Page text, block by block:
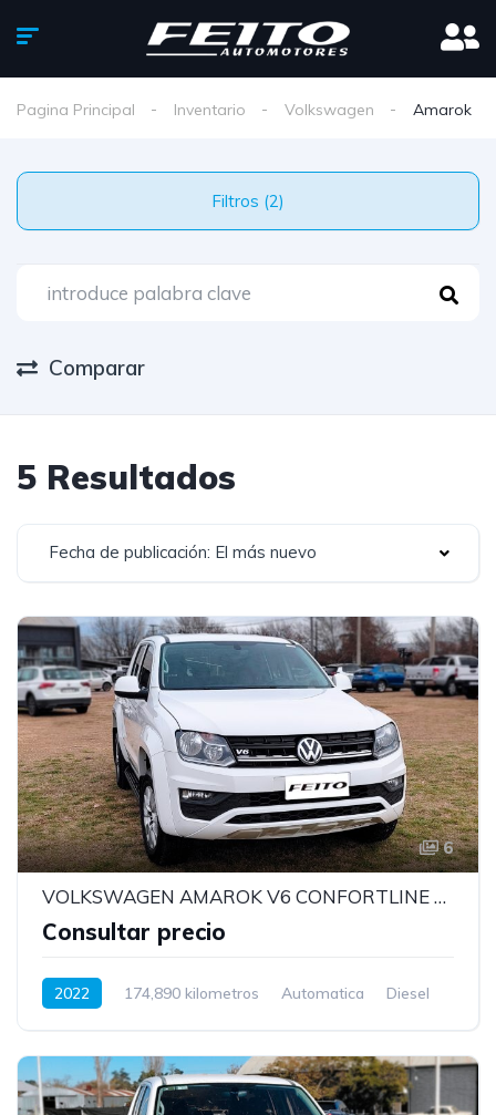
Pagina Principal Inventario Volkswagen Amarok
Filtros (2)
Comparar
5 Resultados
Fecha de publicación: El más nuevo
6
VOLKSWAGEN AMAROK V6 CONFORTLINE MODELO 2022
Consultar precio
2022 174,890 kilometros Automatica Diesel